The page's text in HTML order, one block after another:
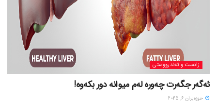
زانست و تەندرووستی
ئەگەر جگەرت چەورە لەم میوانە دور بکەوە!
حوزه‌یران 6, 2025